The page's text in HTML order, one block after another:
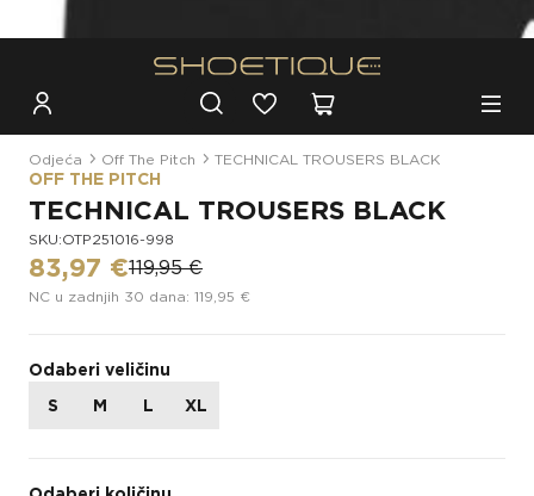
Odjeća Off The Pitch TECHNICAL TROUSERS BLACK
OFF THE PITCH
TECHNICAL TROUSERS BLACK
SKU:OTP251016-998
83,97 €119,95 €
NC u zadnjih 30 dana: 119,95 €
Odaberi veličinu
S
M L XL